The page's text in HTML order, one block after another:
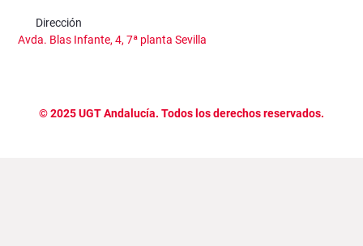
Dirección
Avda. Blas Infante, 4, 7ª planta Sevilla
©2025UGT Andalucía. Todos los derechos reservados.